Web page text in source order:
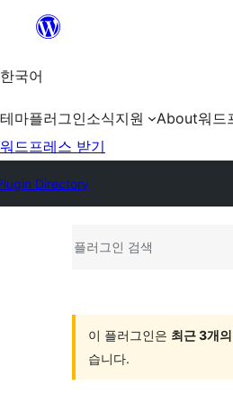
츠
바
로
가
기
한국어
테마플러그인소식지원 About워드
워드프레스 받기
Directory
러
이 플러그인은 최근 3개
습니다.